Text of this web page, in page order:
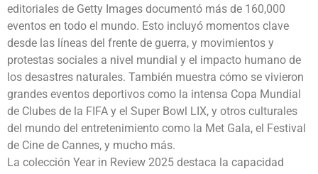
editoriales de Getty Images documentó más de 160,000
eventos en todo el mundo. Esto incluyó momentos clave
desde las líneas del frente de guerra, y movimientos y
protestas sociales a nivel mundial y el impacto humano de
los desastres naturales. También muestra cómo se vivieron
grandes eventos deportivos como la intensa Copa Mundial
de Clubes de la FIFA y el Super Bowl LIX, y otros culturales
del mundo del entretenimiento como la Met Gala, el Festival
de Cine de Cannes, y mucho más.
La colección Year in Review 2025 destaca la capacidad